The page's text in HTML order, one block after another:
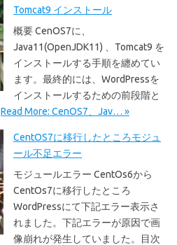
Tomcat9 インストール
概要 CenOS7に、
Java11(OpenJDK11) 、Tomcat9 を
インストールする手順を纏めてい
ます。最終的には、WordPressを
インストールするための前段階と
Read More: CenOS7、Jav… »
CentOS7に移行したところモジュ
ール不足エラー
モジュールエラー CentOs6から
CentOs7に移行したところ
WordPressにて下記エラー表示さ
れました。下記エラーが原因で画
像崩れが発生していました。目次